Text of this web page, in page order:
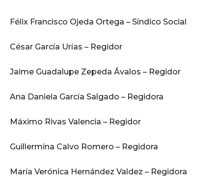
Félix Francisco Ojeda Ortega – Síndico Social
César García Urías – Regidor
Jaime Guadalupe Zepeda Ávalos – Regidor
Ana Daniela García Salgado – Regidora
Máximo Rivas Valencia – Regidor
Guillermina Calvo Romero – Regidora
María Verónica Hernández Valdez – Regidora